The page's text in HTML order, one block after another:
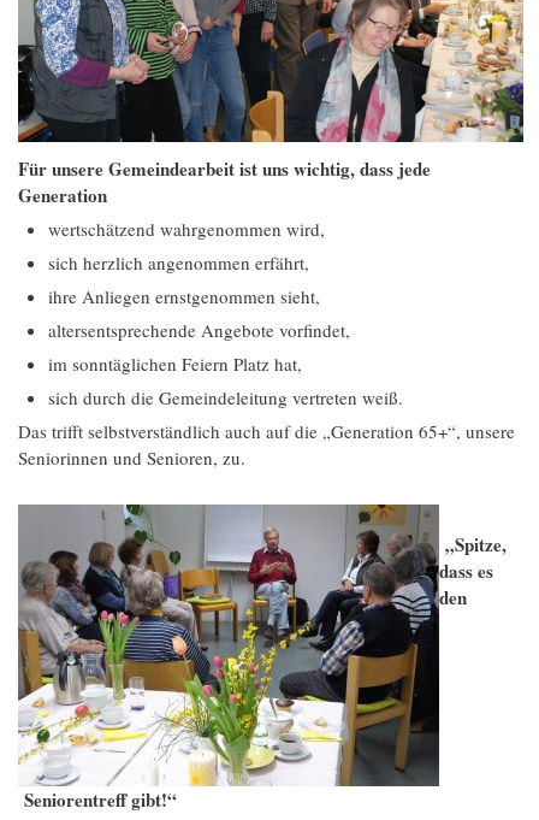
Für unsere Gemeindearbeit ist uns wichtig, dass jede
Generation
wertschätzend wahrgenommen wird,
sich herzlich angenommen erfährt,
ihre Anliegen ernstgenommen sieht,
altersentsprechende Angebote vorfindet,
im sonntäglichen Feiern Platz hat,
sich durch die Gemeindeleitung vertreten weiß.
Das trifft selbstverständlich auch auf die „Generation 65+“, unsere
Seniorinnen und Senioren, zu.
„Spitze,
dass es
den
Seniorentreff gibt!“